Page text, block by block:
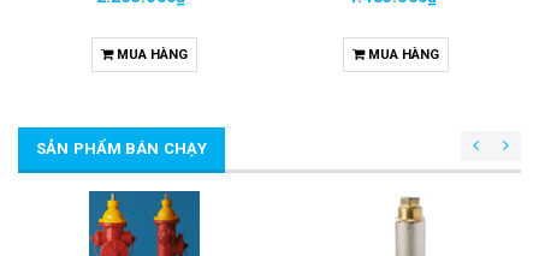
MUA HÀNG MUA HÀNG
SẢN PHẨM BÁN CHẠY